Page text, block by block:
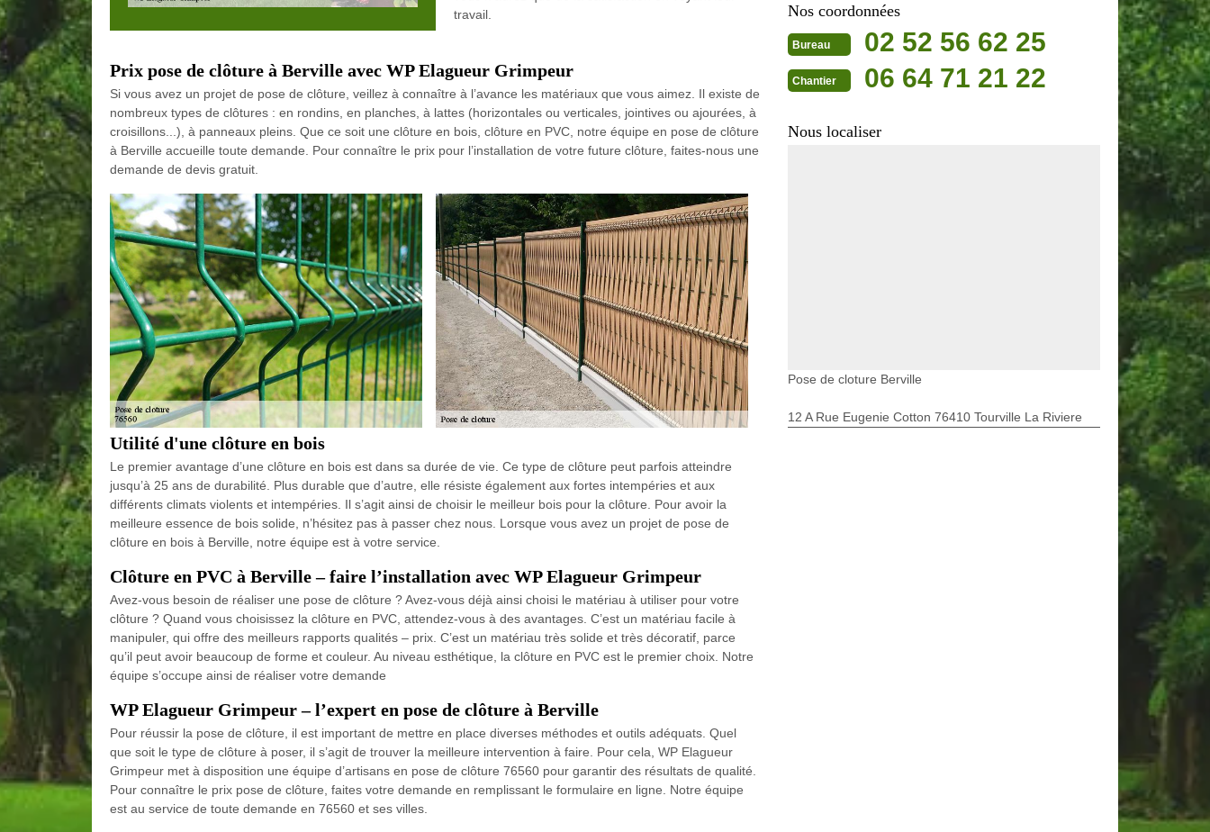
travail.
Prix pose de clôture à Berville avec WP Elagueur Grimpeur
Si vous avez un projet de pose de clôture, veillez à connaître à l’avance les matériaux que vous aimez. Il existe de
nombreux types de clôtures : en rondins, en planches, à lattes (horizontales ou verticales, jointives ou ajourées, à
croisillons...), à panneaux pleins. Que ce soit une clôture en bois, clôture en PVC, notre équipe en pose de clôture
à Berville accueille toute demande. Pour connaître le prix pour l’installation de votre future clôture, faites-nous une
demande de devis gratuit.
Utilité d'une clôture en bois
Le premier avantage d’une clôture en bois est dans sa durée de vie. Ce type de clôture peut parfois atteindre
jusqu’à 25 ans de durabilité. Plus durable que d’autre, elle résiste également aux fortes intempéries et aux
différents climats violents et intempéries. Il s’agit ainsi de choisir le meilleur bois pour la clôture. Pour avoir la
meilleure essence de bois solide, n’hésitez pas à passer chez nous. Lorsque vous avez un projet de pose de
clôture en bois à Berville, notre équipe est à votre service.
Clôture en PVC à Berville – faire l’installation avec WP Elagueur Grimpeur
Avez-vous besoin de réaliser une pose de clôture ? Avez-vous déjà ainsi choisi le matériau à utiliser pour votre
clôture ? Quand vous choisissez la clôture en PVC, attendez-vous à des avantages. C’est un matériau facile à
manipuler, qui offre des meilleurs rapports qualités – prix. C’est un matériau très solide et très décoratif, parce
qu’il peut avoir beaucoup de forme et couleur. Au niveau esthétique, la clôture en PVC est le premier choix. Notre
équipe s’occupe ainsi de réaliser votre demande
WP Elagueur Grimpeur – l’expert en pose de clôture à Berville
Pour réussir la pose de clôture, il est important de mettre en place diverses méthodes et outils adéquats. Quel
que soit le type de clôture à poser, il s’agit de trouver la meilleure intervention à faire. Pour cela, WP Elagueur
Grimpeur met à disposition une équipe d’artisans en pose de clôture 76560 pour garantir des résultats de qualité.
Pour connaître le prix pose de clôture, faites votre demande en remplissant le formulaire en ligne. Notre équipe
est au service de toute demande en 76560 et ses villes.
Nos coordonnées
Bureau 02 52 56 62 25
Chantier 06 64 71 21 22
Nous localiser
Pose de cloture Berville
12 A Rue Eugenie Cotton 76410 Tourville La Riviere